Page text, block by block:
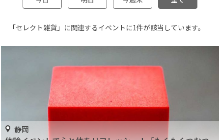
「セレクト雑貨」に関連するイベントに1件が該当しています。
静岡